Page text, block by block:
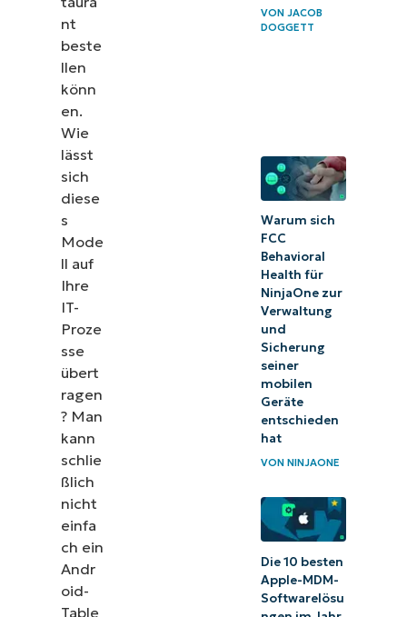
nt
beste
llen
könn
en.
Wie
lässt
sich
diese
s
Mode
ll auf
Ihre
IT-
Proze
sse
übert
ragen
? Man
kann
schlie
ßlich
nicht
einfa
ch ein
Andr
oid-
Table
VON JACOB
DOGGETT
Warum sich
FCC
Behavioral
Health für
NinjaOne zur
Verwaltung
und
Sicherung
seiner
mobilen
Geräte
entschieden
hat
VON NINJAONE
Die 10 besten
Apple-MDM-
Softwarelösu